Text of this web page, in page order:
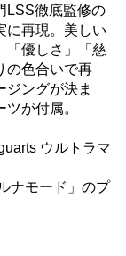
LSS徹底監修の
に再現。美しい
「優しさ」「慈
の色合いで再
ジングが決ま
が付属。
ウルトラマ
ナモード」のプ